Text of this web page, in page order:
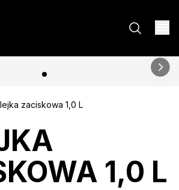
zaciskowa 1,0 L
1,0 L